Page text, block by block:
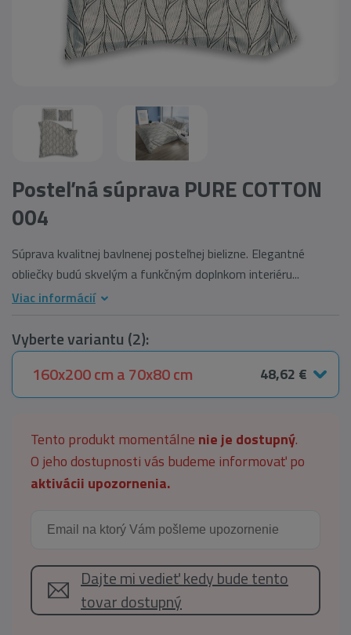
Posteľná súprava PURE COTTON
004
Súprava kvalitnej bavlnenej posteľnej bielizne. Elegantné
obliečky budú skvelým a funkčným doplnkom interiéru...
Viac informácií
Vyberte variantu (2):
160x200 cm a 70x80 cm
48,62 €
Tento produkt momentálne nie je dostupný.
O jeho dostupnosti vás budeme informovať po
aktivácii upozornenia.
Dajte mi vedieť kedy bude tento
tovar dostupný